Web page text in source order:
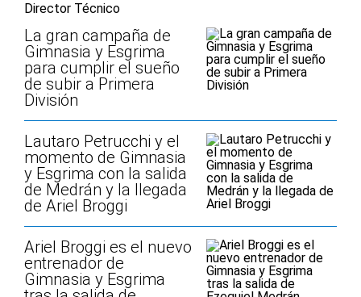
Director Técnico
La gran campaña de
Gimnasia y Esgrima
para cumplir el sueño
de subir a Primera
División
Lautaro Petrucchi y el
momento de Gimnasia
y Esgrima con la salida
de Medrán y la llegada
de Ariel Broggi
Ariel Broggi es el nuevo
entrenador de
Gimnasia y Esgrima